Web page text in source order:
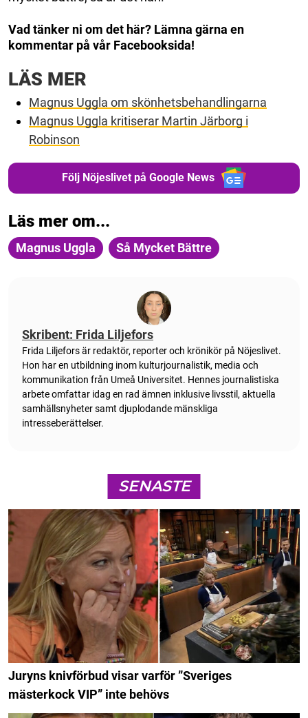
Vad tänker ni om det här? Lämna gärna en
kommentar på vår Facebooksida!
LÄS MER
Magnus Uggla om skönhetsbehandlingarna
Magnus Uggla kritiserar Martin Järborg i
Robinson
Följ Nöjeslivet på Google News
Läs mer om...
Magnus Uggla Så Mycket Bättre
Skribent: Frida Liljefors
Frida Liljefors är redaktör, reporter och krönikör på Nöjeslivet.
Hon har en utbildning inom kulturjournalistik, media och
kommunikation från Umeå Universitet. Hennes journalistiska
arbete omfattar idag en rad ämnen inklusive livsstil, aktuella
samhällsnyheter samt djuplodande mänskliga
intresseberättelser.
SENASTE
Juryns knivförbud visar varför ”Sveriges
mästerkock VIP” inte behövs